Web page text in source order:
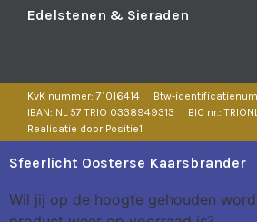
Edelstenen & Sieraden
KvK nummer: 71016414
Btw-
IBAN: NL 57 TRIO 0338949313
BIC nr.:
Realisatie door Positie1
Sfeerlicht Oosterse Kaarsbrander
Wil jij op de hoogte gehouden